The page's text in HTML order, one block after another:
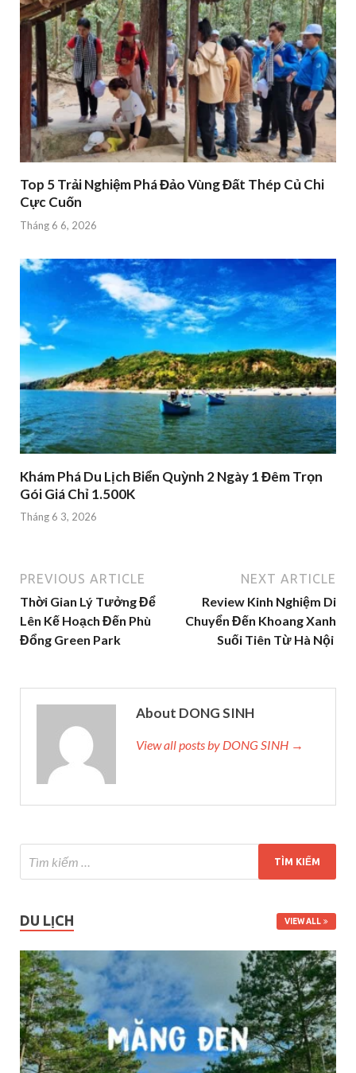
Top 5 Trải Nghiệm Phá Đảo Vùng Đất Thép Củ Chi
Cực Cuốn
Tháng 6 6, 2026
Khám Phá Du Lịch Biển Quỳnh 2 Ngày 1 Đêm Trọn
Gói Giá Chỉ 1.500K
Tháng 6 3, 2026
PREVIOUS ARTICLE
Thời Gian Lý Tưởng Để
Lên Kế Hoạch Đến Phù
Đổng Green Park
NEXT ARTICLE
Review Kinh Nghiệm Di
Chuyển Đến Khoang Xanh
Suối Tiên Từ Hà Nội
About DONG SINH
View all posts by DONG SINH →
DU LỊCH VIEW ALL